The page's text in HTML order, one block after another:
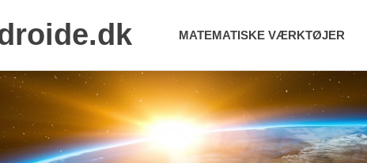
MATEMATISKE VÆRKTØJER